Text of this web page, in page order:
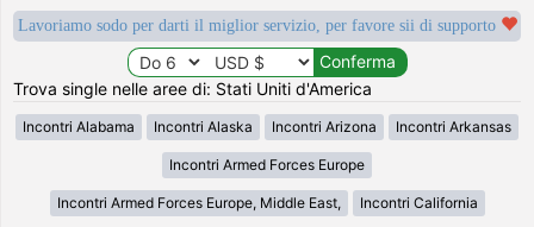
Lavoriamo sodo per darti il miglior servizio, per favore sii di supporto
Trova single nelle aree di: Stati Uniti d'America
Incontri Alabama Incontri Alaska Incontri Arizona Incontri Arkansas
Incontri Armed Forces Europe
Incontri Armed Forces Europe, Middle East, Incontri California